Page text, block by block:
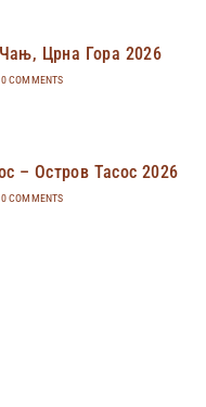
Црна Гора 2026
0 COMMENTS
– Остров Тасос 2026
0 COMMENTS